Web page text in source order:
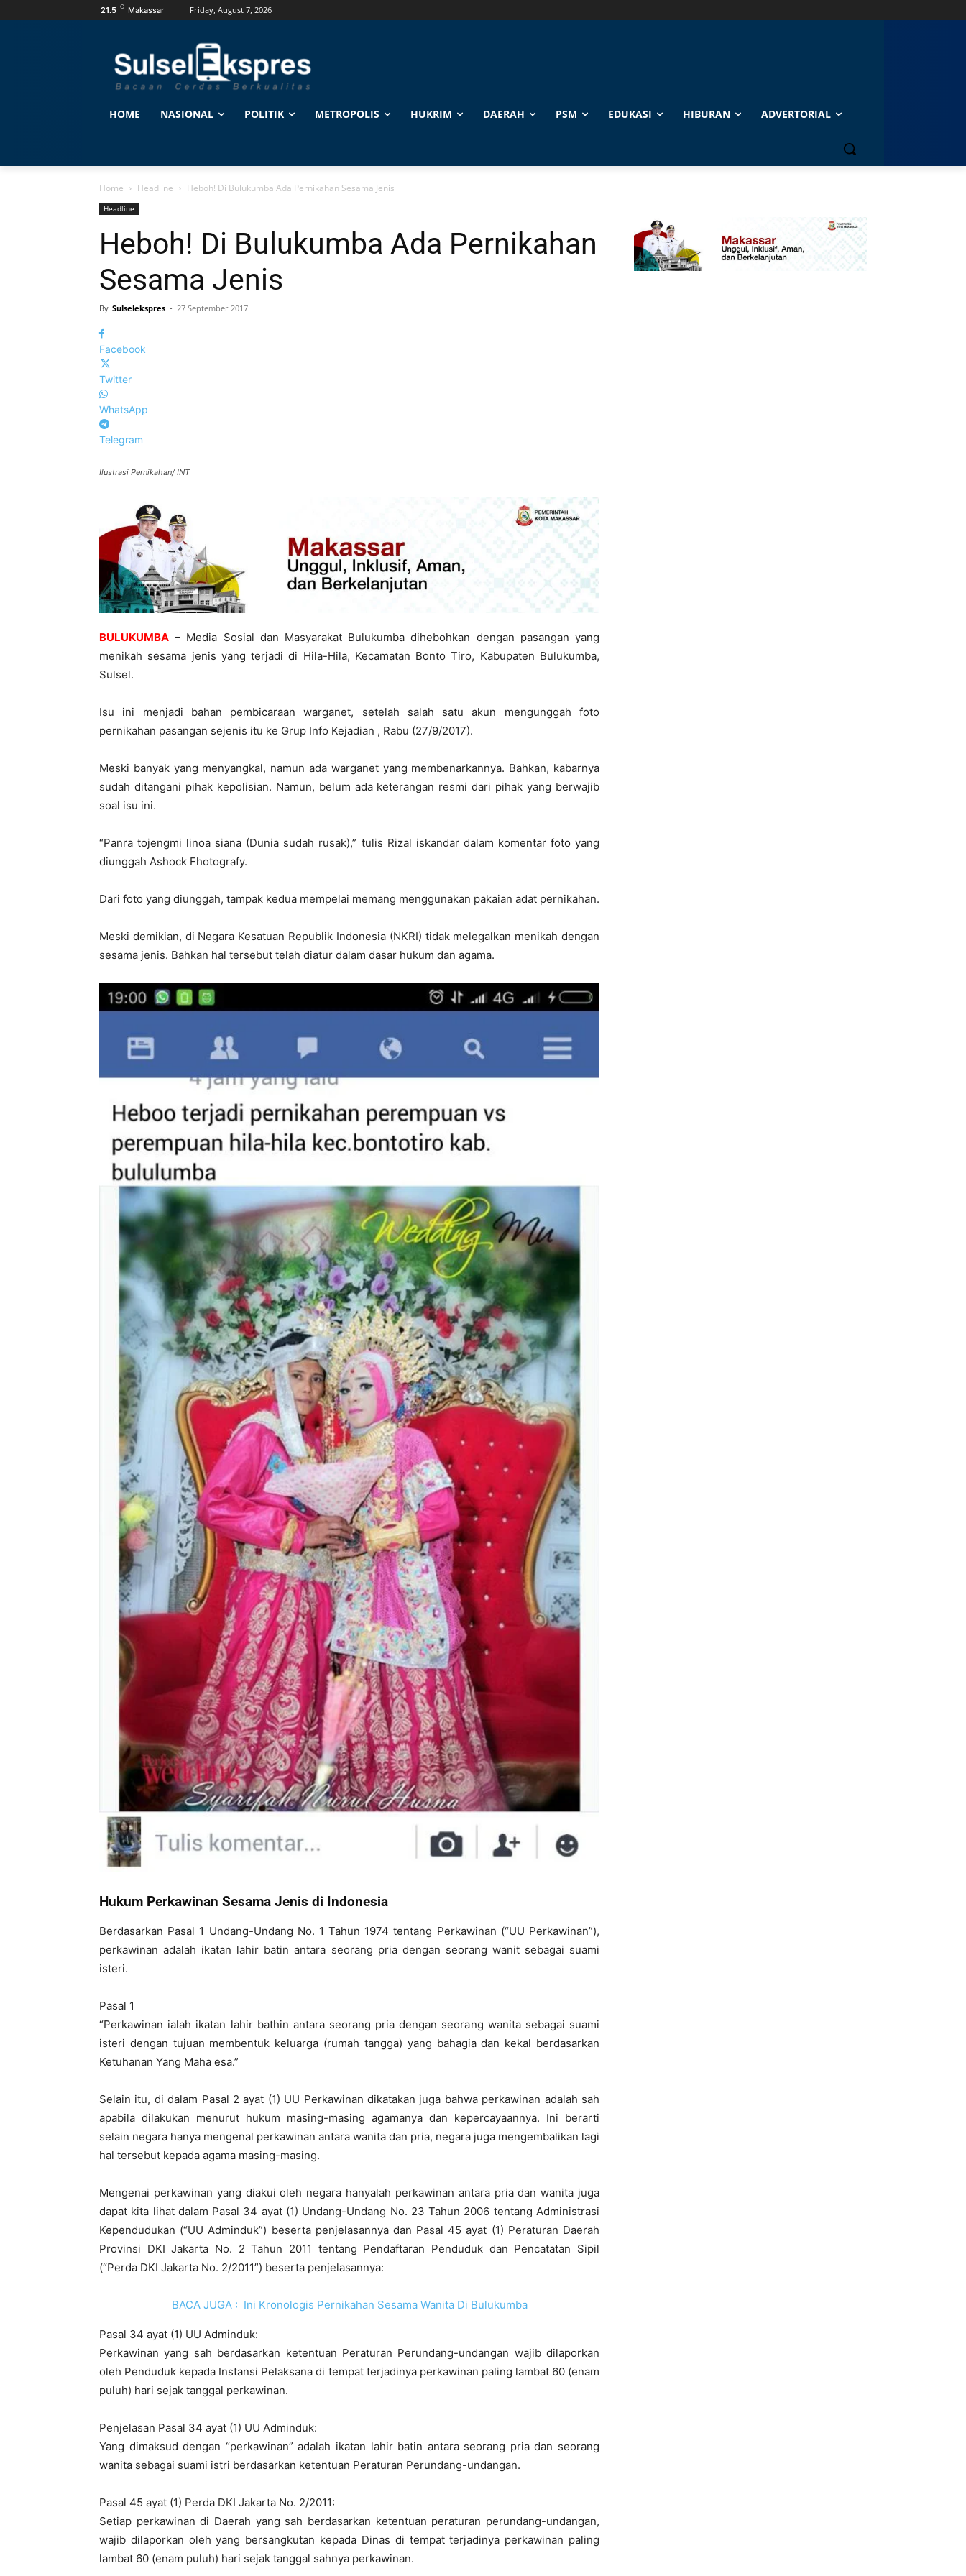
21.5 C Makassar Friday, August 7, 2026
HOME NASIONAL POLITIK METROPOLIS HUKRIM DAERAH PSM EDUKASI HIBURAN ADVERTORIAL
Home Headline Heboh! Di Bulukumba Ada Pernikahan Sesama Jenis
Headline
Heboh! Di Bulukumba Ada Pernikahan
Sesama Jenis
By Sulselekspres - 27 September 2017
Facebook
Twitter
WhatsApp
Telegram
Ilustrasi Pernikahan/ INT
BULUKUMBA – Media Sosial dan Masyarakat Bulukumba dihebohkan dengan pasangan yang
menikah sesama jenis yang terjadi di Hila-Hila, Kecamatan Bonto Tiro, Kabupaten Bulukumba,
Sulsel.
Isu ini menjadi bahan pembicaraan warganet, setelah salah satu akun mengunggah foto
pernikahan pasangan sejenis itu ke Grup Info Kejadian , Rabu (27/9/2017).
Meski banyak yang menyangkal, namun ada warganet yang membenarkannya. Bahkan, kabarnya
sudah ditangani pihak kepolisian. Namun, belum ada keterangan resmi dari pihak yang berwajib
soal isu ini.
“Panra tojengmi linoa siana (Dunia sudah rusak),” tulis Rizal iskandar dalam komentar foto yang
diunggah Ashock Fhotografy.
Dari foto yang diunggah, tampak kedua mempelai memang menggunakan pakaian adat pernikahan.
Meski demikian, di Negara Kesatuan Republik Indonesia (NKRI) tidak melegalkan menikah dengan
sesama jenis. Bahkan hal tersebut telah diatur dalam dasar hukum dan agama.
Hukum Perkawinan Sesama Jenis di Indonesia
Berdasarkan Pasal 1 Undang-Undang No. 1 Tahun 1974 tentang Perkawinan (“UU Perkawinan”),
perkawinan adalah ikatan lahir batin antara seorang pria dengan seorang wanit sebagai suami
isteri.
Pasal 1
“Perkawinan ialah ikatan lahir bathin antara seorang pria dengan seorang wanita sebagai suami
isteri dengan tujuan membentuk keluarga (rumah tangga) yang bahagia dan kekal berdasarkan
Ketuhanan Yang Maha esa.”
Selain itu, di dalam Pasal 2 ayat (1) UU Perkawinan dikatakan juga bahwa perkawinan adalah sah
apabila dilakukan menurut hukum masing-masing agamanya dan kepercayaannya. Ini berarti
selain negara hanya mengenal perkawinan antara wanita dan pria, negara juga mengembalikan lagi
hal tersebut kepada agama masing-masing.
Mengenai perkawinan yang diakui oleh negara hanyalah perkawinan antara pria dan wanita juga
dapat kita lihat dalam Pasal 34 ayat (1) Undang-Undang No. 23 Tahun 2006 tentang Administrasi
Kependudukan (“UU Adminduk”) beserta penjelasannya dan Pasal 45 ayat (1) Peraturan Daerah
Provinsi DKI Jakarta No. 2 Tahun 2011 tentang Pendaftaran Penduduk dan Pencatatan Sipil
(“Perda DKI Jakarta No. 2/2011”) beserta penjelasannya:
BACA JUGA : Ini Kronologis Pernikahan Sesama Wanita Di Bulukumba
Pasal 34 ayat (1) UU Adminduk:
Perkawinan yang sah berdasarkan ketentuan Peraturan Perundang-undangan wajib dilaporkan
oleh Penduduk kepada Instansi Pelaksana di tempat terjadinya perkawinan paling lambat 60 (enam
puluh) hari sejak tanggal perkawinan.
Penjelasan Pasal 34 ayat (1) UU Adminduk:
Yang dimaksud dengan “perkawinan” adalah ikatan lahir batin antara seorang pria dan seorang
wanita sebagai suami istri berdasarkan ketentuan Peraturan Perundang-undangan.
Pasal 45 ayat (1) Perda DKI Jakarta No. 2/2011:
Setiap perkawinan di Daerah yang sah berdasarkan ketentuan peraturan perundang-undangan,
wajib dilaporkan oleh yang bersangkutan kepada Dinas di tempat terjadinya perkawinan paling
lambat 60 (enam puluh) hari sejak tanggal sahnya perkawinan.